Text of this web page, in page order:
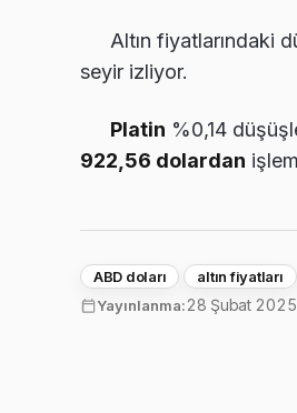
Altın fiyatlarındaki
seyir izliyor.
Platin %0,14
922,56 dolardan
ABD doları altın fiyatları
Yayınlanma:28 Şubat